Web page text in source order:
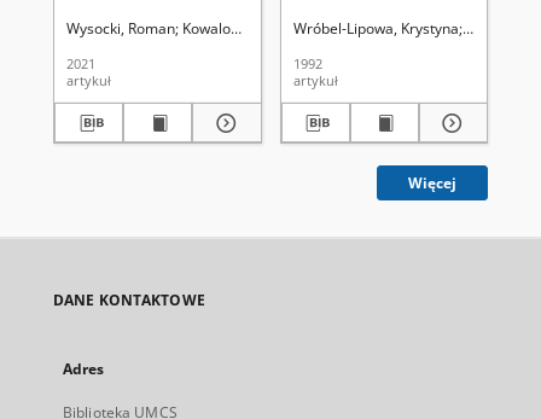
Rzeczypospolitej Polskiej
Wysocki, Roman Kowalow, Siergiej. Redaktor naczelny Uniwersytet
2021
artykuł
Polsce
Wróbel-Lipowa, Krystyna
1992
artykuł
Więcej
DANE KONTAKTOWE
Adres
Biblioteka UMCS